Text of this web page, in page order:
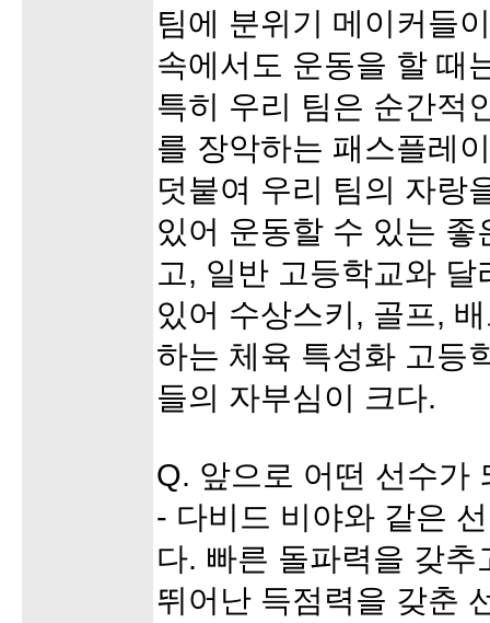
팀에 분위기 메이커들
속에서도 운동을 할 때
특히 우리 팀은 순간적
를 장악하는 패스플레
덧붙여 우리 팀의 자랑
있어 운동할 수 있는
고, 일반 고등학교와
있어 수상스키, 골프,
하는 체육 특성화 고등
들의 자부심이 크다.
Q. 앞으로 어떤 선수가
- 다비드 비야와 같은
다. 빠른 돌파력을 갖
뛰어난 득점력을 갖춘